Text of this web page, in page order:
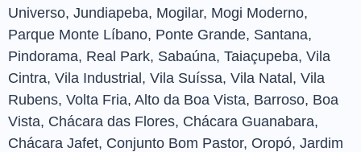
Universo, Jundiapeba, Mogilar, Mogi Moderno,
Parque Monte Líbano, Ponte Grande, Santana,
Pindorama, Real Park, Sabaúna, Taiaçupeba, Vila
Cintra, Vila Industrial, Vila Suíssa, Vila Natal, Vila
Rubens, Volta Fria, Alto da Boa Vista, Barroso, Boa
Vista, Chácara das Flores, Chácara Guanabara,
Chácara Jafet, Conjunto Bom Pastor, Oropó, Jardim